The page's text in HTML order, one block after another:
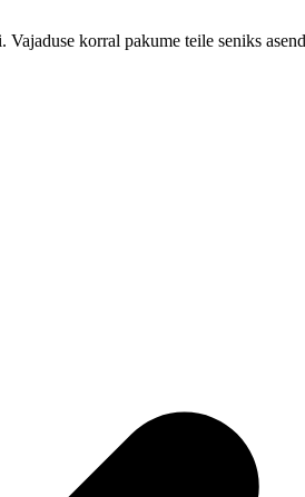
korral pakume teile seniks